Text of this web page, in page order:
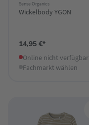
Sense Organics
Wickelbody YGON
14,95 €*
Online nicht verfügbar
Fachmarkt wählen